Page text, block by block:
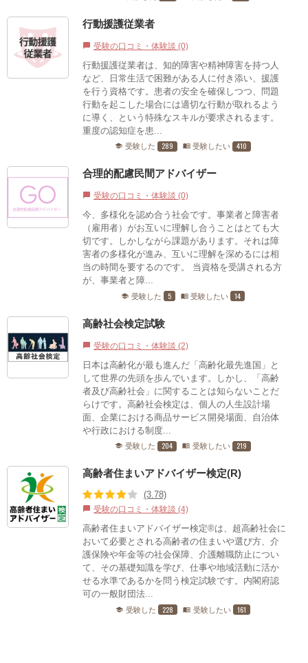
行動援護従業者
chat_bubble 受験の口コミ・体験談 (0)
行動援護従業者は、知的障害や精神障害を持つ人
など、日常生活で困難がある人に付き添い、援護
を行う資格です。患者の安全を確保しつつ、問題
行動を起こした場合には適切な行動が取れるよう
に導く、という特殊なスキルが要求されるます。
重度の認知症を患...
school 受験した 289 menu_book 受験したい 410
合理的配慮民間アドバイザー
chat_bubble 受験の口コミ・体験談 (0)
今、多様化を認め合う社会です。事業者と障害者
（雇用者）がお互いに理解し合うことはとても大
切です。しかしながら課題があります。それは障
害者の多様化が進み、互いに理解を深めるには相
当の時間を要するのです。 当資格を受講される方
が、事業者と障...
school 受験した 5 menu_book 受験したい 14
高齢社会検定試験
chat_bubble 受験の口コミ・体験談 (2)
日本は高齢化が最も進んだ「高齢化最先進国」と
して世界の先頭を歩んでいます。しかし、「高齢
者及び高齢社会」に関することは知らないことだ
らけです。高齢社会検定は、個人の人生設計場
面、企業における商品サービス開発場面、自治体
や行政における制度...
school 受験した 204 menu_book 受験したい 219
高齢者住まいアドバイザー検定(R)
(3.78)
chat_bubble 受験の口コミ・体験談 (4)
高齢者住まいアドバイザー検定®は、超高齢社会に
おいて必要とされる高齢者の住まいや選び方、介
護保険や年金等の社会保障、介護離職防止につい
て、その基礎知識を学び、仕事や地域活動に活か
せる水準であるかを問う検定試験です。内閣府認
可の一般財団法...
school 受験した 228 menu_book 受験したい 161